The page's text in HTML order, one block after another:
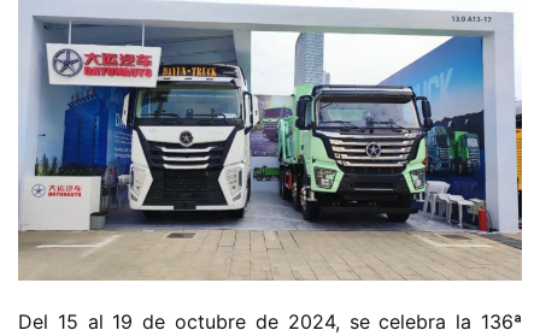
Del 15 al 19 de octubre de 2024, se celebra la 136ª